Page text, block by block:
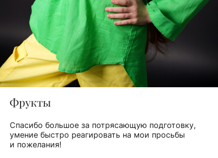
Фрукты
Спасибо большое за потрясающую подготовку,
умение быстро реагировать на мои просьбы
и пожелания!